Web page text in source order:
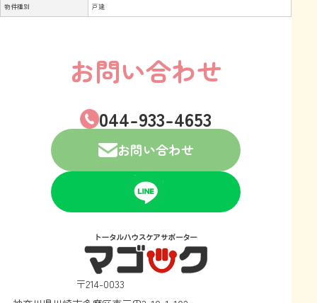
物件種別 戸建
お問い合わせ
044-933-4653
お問い合わせ
〒214-0033